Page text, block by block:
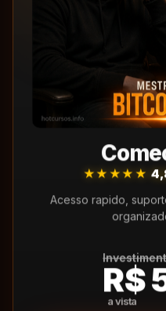
★★★★★
Acesso rapido,
R$